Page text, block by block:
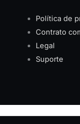
Política de
Contrato
Legal
Suporte